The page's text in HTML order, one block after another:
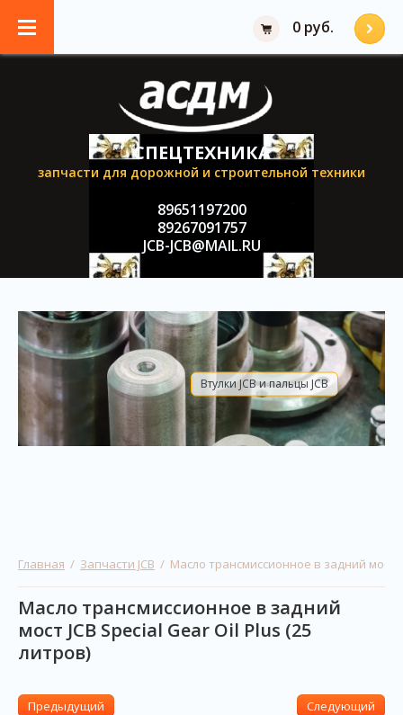
0 руб.
СПЕЦТЕХНИКА
запчасти для дорожной и строительной техники
89651197200
89267091757
JCB-JCB@MAIL.RU
Втулки JCB и пальцы JCB
Главная
  /
Запчасти JCB
/  Масло трансмиссионное в задний мост
Масло трансмиссионное в задний
мост JCB Special Gear Oil Plus (25
литров)
Предыдущий Следующий